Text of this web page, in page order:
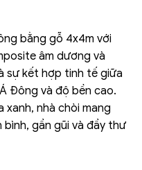
bằng gỗ 4x4m với
âm dương và
sự kết hợp tinh tế giữa
Đông và độ bền cao.
nhà chòi mang
gần gũi và đầy thư